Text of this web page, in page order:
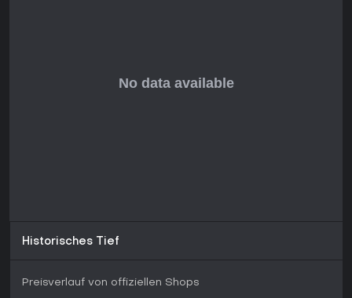
Historisches Tief
Preisverlauf von offiziellen Shops